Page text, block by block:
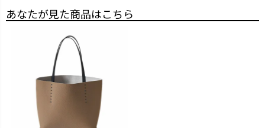
あなたが見た商品はこちら